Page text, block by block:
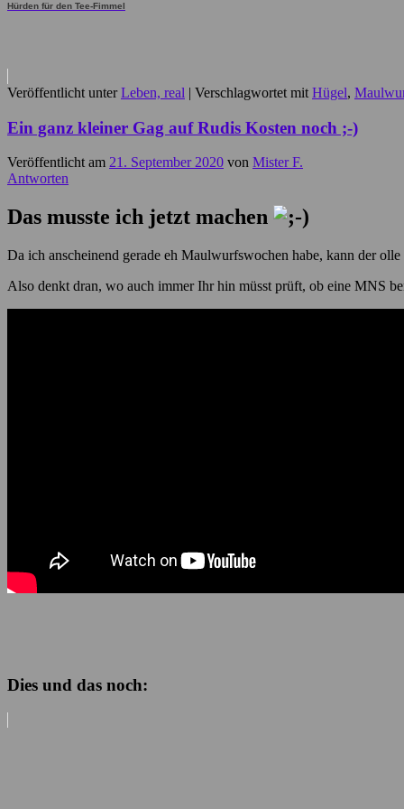
Hürden für den Tee-Fimmel
Veröffentlicht unter Leben, real | Verschlagwortet mit Hügel,
Ein ganz kleiner Gag auf Rudis Kosten noch ;-)
Veröffentlicht am 21. September 2020 von Mister F.
Antworten
Das musste ich jetzt machen
Da ich anscheinend gerade eh Maulwurfswochen habe, kann der
Also denkt dran, wo auch immer Ihr hin müsst prüft, ob eine MNS
Dies und das noch: